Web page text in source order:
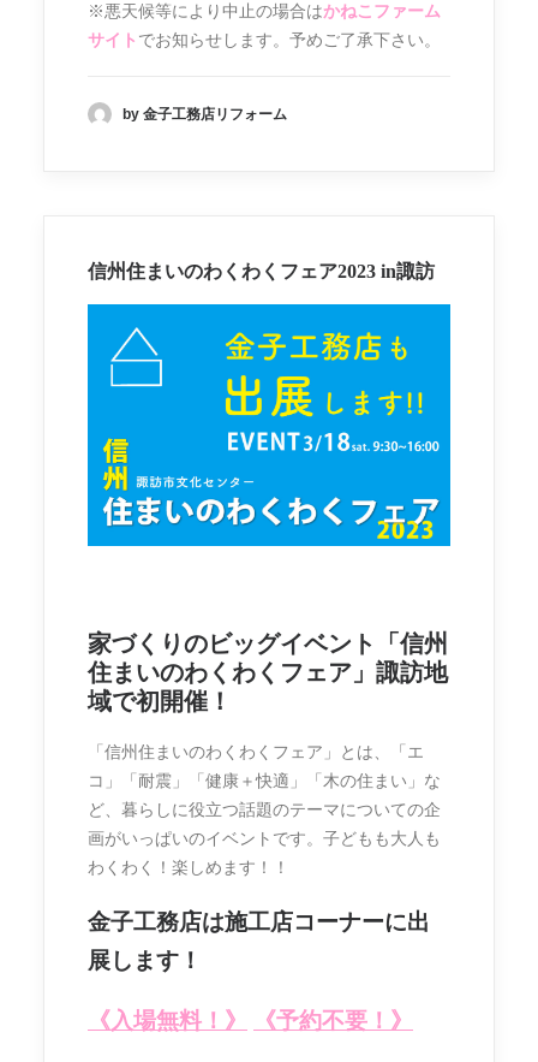
※悪天候等により中止の場合はかねこファーム
サイト でお知らせします。予めご了承下さい。
by 金子工務店リフォーム
信州住まいのわくわくフェア2023 in諏訪
家づくりのビッグイベント「信州
住まいのわくわくフェア」諏訪地
域で初開催！
「信州住まいのわくわくフェア」とは、「エ
コ」「耐震」「健康＋快適」「木の住まい」な
ど、暮らしに役立つ話題のテーマについての企
画がいっぱいのイベントです。子どもも大人も
わくわく！楽しめます！！
金子工務店は施工店コーナーに出
展します！
《入場無料！》 《予約不要！》